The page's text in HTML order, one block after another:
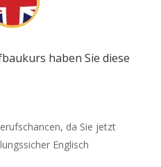
haben Sie diese
da Sie jetzt
Englisch